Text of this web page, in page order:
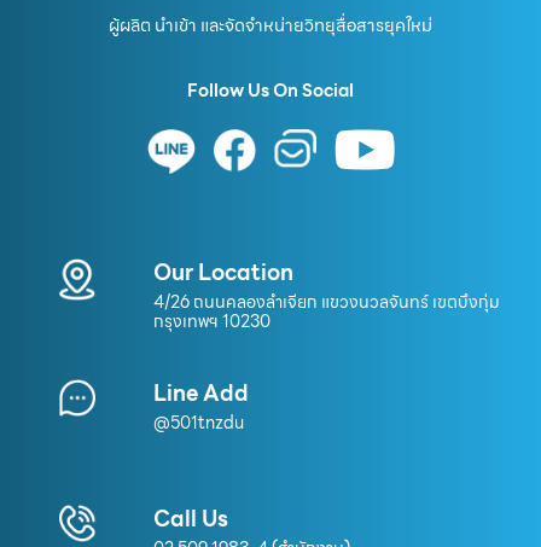
ผู้ผลิต นำเข้า และจัดจำหน่ายวิทยุสื่อสารยุคใหม่
Follow Us On Social
Our Location
4/26 ถนนคลองลำเจียก แขวงนวลจันทร์ เขตบึงกุ่ม
กรุงเทพฯ 10230
Line Add
@501tnzdu
Call Us